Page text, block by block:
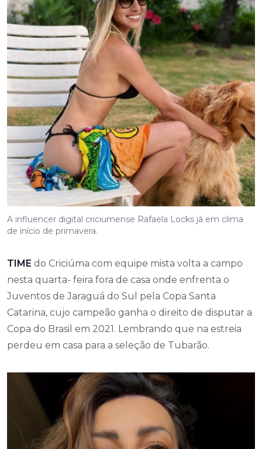
A influencer digital criciumense Rafaela Locks já em clima
de início de primavera.
TIME do Criciúma com equipe mista volta a campo
nesta quarta- feira fora de casa onde enfrenta o
Juventos de Jaraguá do Sul pela Copa Santa
Catarina, cujo campeão ganha o direito de disputar a
Copa do Brasil em 2021. Lembrando que na estreia
perdeu em casa para a seleção de Tubarão.